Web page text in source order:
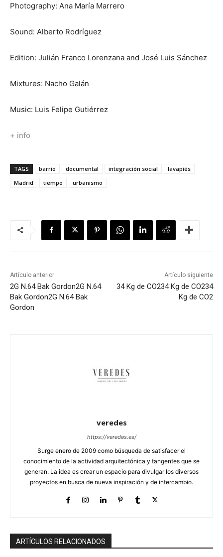
Photography: Ana María Marrero
Sound: Alberto Rodríguez
Edition: Julián Franco Lorenzana and José Luis Sánchez
Mixtures: Nacho Galán
Music: Luis Felipe Gutiérrez
+ info
TAGS barrio documental integración social
lavapiés
Madrid
tiempo urbanismo
Artículo anterior
2G N.64 Bak Gordon2G N.64
Bak Gordon2G N.64 Bak
Gordon
Artículo siguiente
34 Kg de CO234 Kg de CO234
Kg de CO2
veredes
https://veredes.es/
Surge enero de 2009 como búsqueda de satisfacer el
conocimiento de la actividad arquitectónica y tangentes que se
generan. La idea es crear un espacio para divulgar los diversos
proyectos en busca de nueva inspiración y de intercambio.
ARTÍCULOS RELACIONADOS